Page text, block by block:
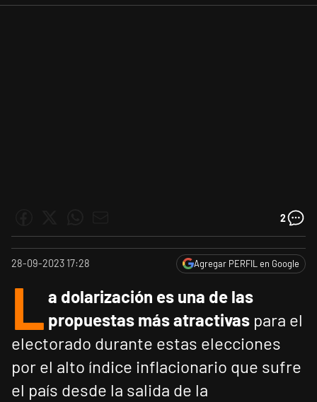
2
28-09-2023 17:28 Agregar PERFIL en Google
L a dolarización es una de las
propuestas más atractivas para el
electorado durante estas elecciones
por el alto índice inflacionario que sufre
el país desde la salida de la